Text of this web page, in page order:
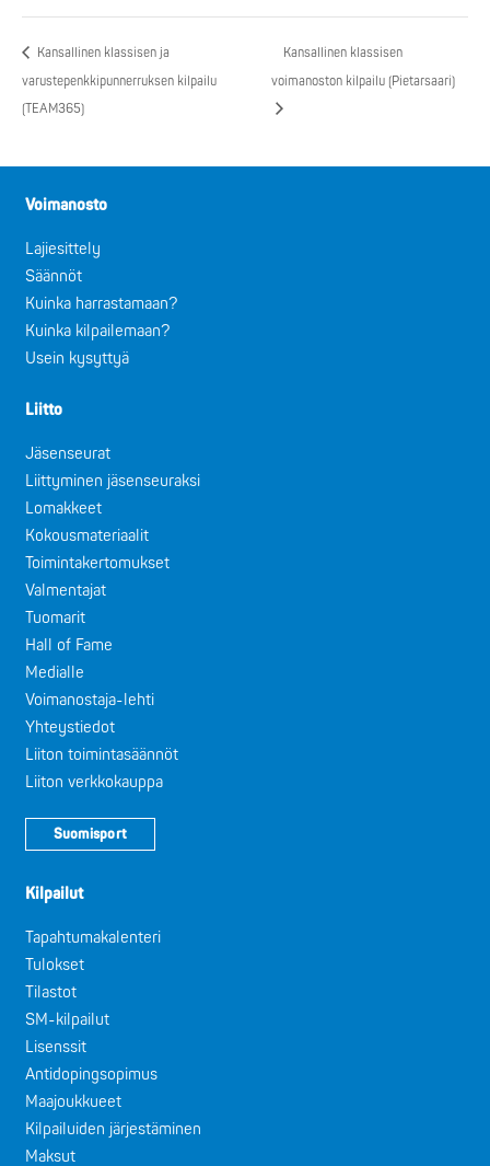
Kansallinen klassisen ja
varustepenkkipunnerruksen kilpailu
(TEAM365)
Kansallinen klassisen
voimanoston kilpailu (Pietarsaari)
Voimanosto
Lajiesittely
Säännöt
Kuinka harrastamaan?
Kuinka kilpailemaan?
Usein kysyttyä
Liitto
Jäsenseurat
Liittyminen jäsenseuraksi
Lomakkeet
Kokousmateriaalit
Toimintakertomukset
Valmentajat
Tuomarit
Hall of Fame
Medialle
Voimanostaja-lehti
Yhteystiedot
Liiton toimintasäännöt
Liiton verkkokauppa
Suomisport
Kilpailut
Tapahtumakalenteri
Tulokset
Tilastot
SM-kilpailut
Lisenssit
Antidopingsopimus
Maajoukkueet
Kilpailuiden järjestäminen
Maksut